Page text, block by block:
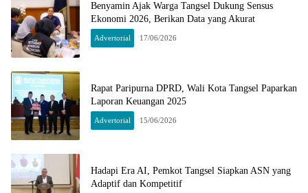
Benyamin Ajak Warga Tangsel Dukung Sensus
Ekonomi 2026, Berikan Data yang Akurat
Advertorial 17/06/2026
Rapat Paripurna DPRD, Wali Kota Tangsel Paparkan
Laporan Keuangan 2025
Advertorial 15/06/2026
Hadapi Era AI, Pemkot Tangsel Siapkan ASN yang
Adaptif dan Kompetitif